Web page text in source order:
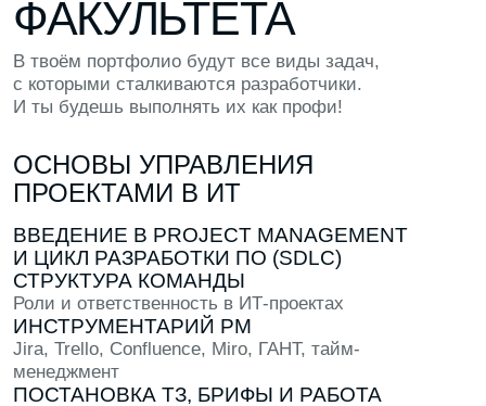
Попробуй создать что-то в рамках
программы: макет, код или лендинг
Задай любые вопросы другим студентам
прямо в кампусе
ОТВЕТЫ